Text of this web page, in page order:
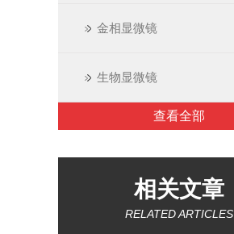
金相显微镜
生物显微镜
查看全部
相关文章
RELATED ARTICLES